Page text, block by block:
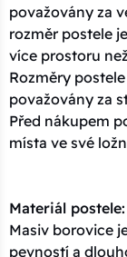
považovány za
rozměr postele
více prostoru
Rozměry
považovány za
Před nákupem
místa ve své
Materiál postele:
Masiv borovice
pevností a